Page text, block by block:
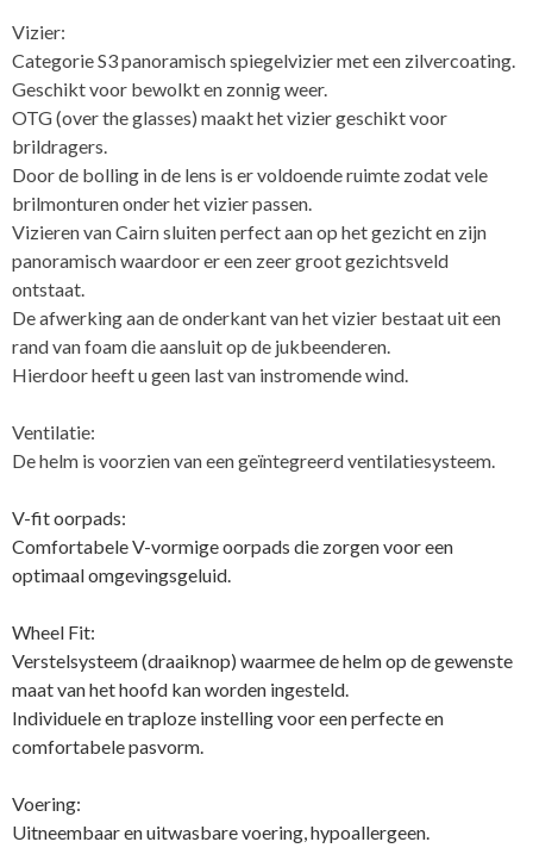
Vizier:
Categorie S3 panoramisch spiegelvizier met een zilvercoating.
Geschikt voor bewolkt en zonnig weer.
OTG (over the glasses) maakt het vizier geschikt voor
brildragers.
Door de bolling in de lens is er voldoende ruimte zodat vele
brilmonturen onder het vizier passen.
Vizieren van Cairn sluiten perfect aan op het gezicht en zijn
panoramisch waardoor er een zeer groot gezichtsveld
ontstaat.
De afwerking aan de onderkant van het vizier bestaat uit een
rand van foam die aansluit op de jukbeenderen.
Hierdoor heeft u geen last van instromende wind.
Ventilatie:
De helm is voorzien van een geïntegreerd ventilatiesysteem.
V-fit oorpads:
Comfortabele V-vormige oorpads die zorgen voor een
optimaal omgevingsgeluid.
Wheel Fit:
Verstelsysteem (draaiknop) waarmee de helm op de gewenste
maat van het hoofd kan worden ingesteld.
Individuele en traploze instelling voor een perfecte en
comfortabele pasvorm.
Voering:
Uitneembaar en uitwasbare voering, hypoallergeen.